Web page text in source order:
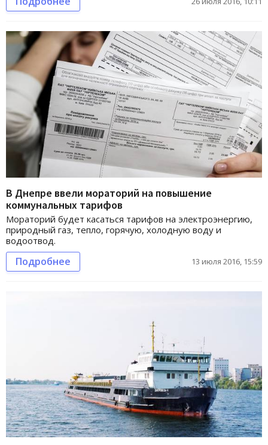
В Днепре ввели мораторий на повышение
коммунальных тарифов
Мораторий будет касаться тарифов на электроэнергию,
природный газ, тепло, горячую, холодную воду и
водоотвод.
Подробнее 13 июля 2016, 15:59